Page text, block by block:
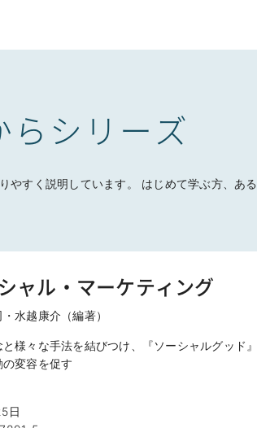
らシリーズ
やすく説明しています。 はじめて学ぶ方、あ
ャル・マーケティング
水越康介（編著）
様々な手法を結びつけ、『ソーシャルグッド
変容を促す
日